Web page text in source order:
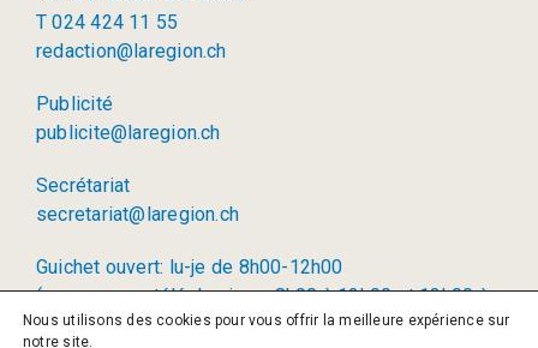
T 024 424 11 55
redaction@laregion.ch
Publicité
publicite@laregion.ch
Secrétariat
secretariat@laregion.ch
Guichet ouvert: lu-je de 8h00-12h00
(permanence téléphonique: 8h00 à 12h00 et 13h00 à
17h00)
Nous utilisons des cookies pour vous offrir la meilleure expérience sur
notre site.